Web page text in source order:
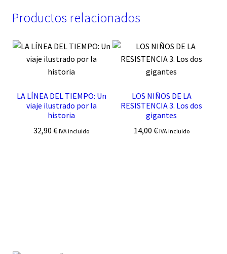
Productos relacionados
LA LÍNEA DEL TIEMPO: Un
viaje ilustrado por la
historia
32,90€ IVA incluido
LOS NIÑOS DE LA
RESISTENCIA 3. Los dos
gigantes
14,00 € IVA incluido